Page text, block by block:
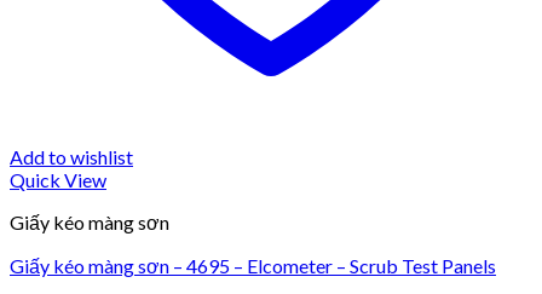
Add to wishlist
Quick View
Giấy kéo màng sơn
Giấy kéo màng sơn – 4695 – Elcometer – Scrub Test Panels